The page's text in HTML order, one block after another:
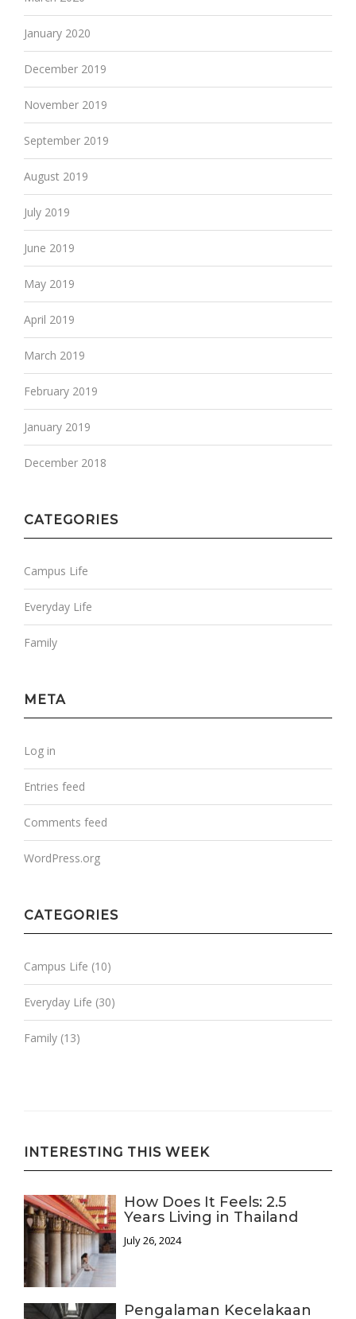
January 2020
December 2019
November 2019
September 2019
August 2019
July 2019
June 2019
May 2019
April 2019
March 2019
February 2019
January 2019
December 2018
CATEGORIES
Campus Life
Everyday Life
Family
META
Log in
Entries feed
Comments feed
WordPress.org
CATEGORIES
Campus Life (10)
Everyday Life (30)
Family (13)
INTERESTING THIS WEEK
How Does It Feels: 2.5
Years Living in Thailand
July 26, 2024
Pengalaman Kecelakaan